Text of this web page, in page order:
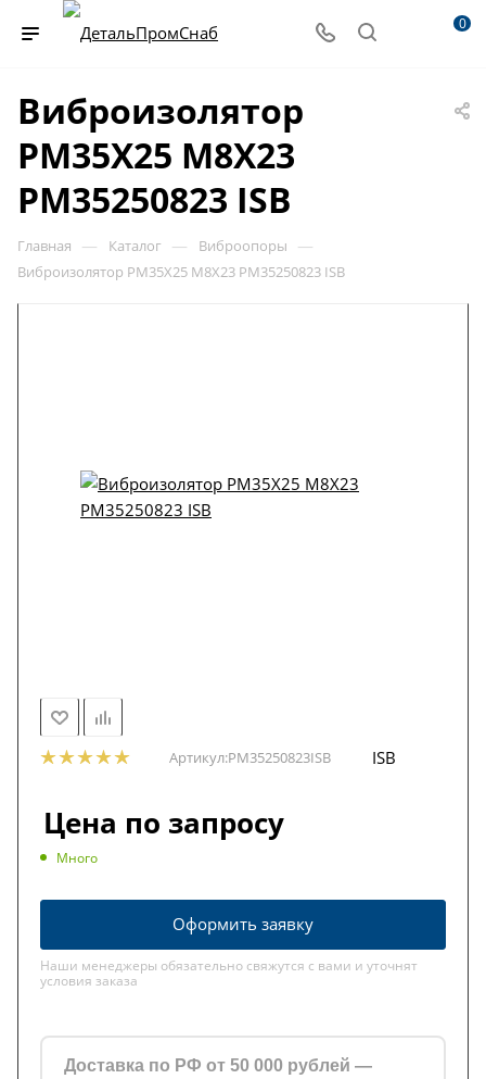
0
Виброизолятор
PM35X25 M8X23
PM35250823 ISB
Главная — Каталог — Виброопоры —
Виброизолятор PM35X25 M8X23 PM35250823 ISB
Артикул:PM35250823ISB ISB
Цена по запросу
Много
Оформить заявку
Наши менеджеры обязательно свяжутся с вами и уточнят
условия заказа
Доставка по РФ от 50 000 рублей —